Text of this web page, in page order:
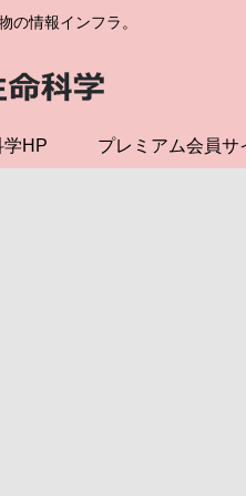
の情報インフラ。
学HP プレミアム会員サ